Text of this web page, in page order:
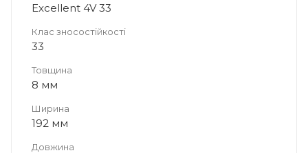
Excellent 4V 33
Клас зносостійкості
33
Товщина
8 мм
Ширина
192 мм
Довжина